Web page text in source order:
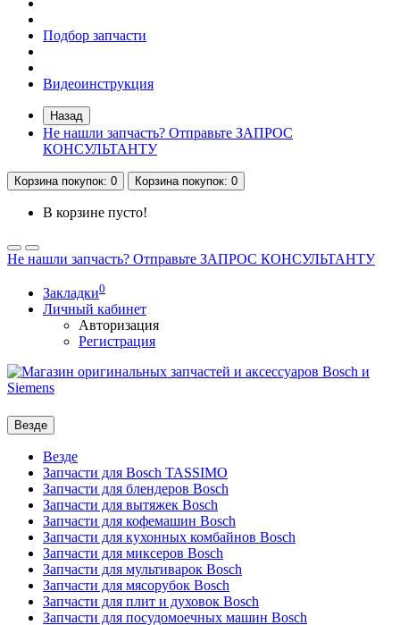
Подбор запчасти
Видеоинструкция
Назад
Не нашли запчасть? Отправьте ЗАПРОС
КОНСУЛЬТАНТУ
Корзинапокупок: 0 Корзинапокупок: 0
В корзине пусто!
Не нашли запчасть? Отправьте ЗАПРОС КОНСУЛЬТАНТУ
Закладки0
Личный кабинет
Авторизация
Регистрация
Везде
Везде
Запчасти для Bosch TASSIMO
Запчасти для блендеров Bosch
Запчасти для вытяжек Bosch
Запчасти для кофемашин Bosch
Запчасти для кухонных комбайнов Bosch
Запчасти для миксеров Bosch
Запчасти для мультиварок Bosch
Запчасти для мясорубок Bosch
Запчасти для плит и духовок Bosch
Запчасти для посудомоечных машин Bosch